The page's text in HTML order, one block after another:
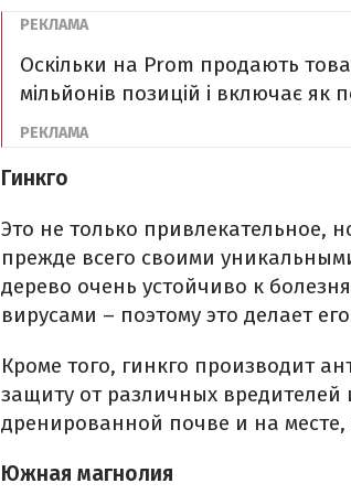
Оскільки на Prom продають
мільйонів позицій і включає як
Гинкго
Это не только привлекательное,
прежде всего своими
дерево очень устойчиво к
вирусами – поэтому это делает
Кроме того, гинкго производит
защиту от различных
дренированной почве и на месте,
Южная магнолия